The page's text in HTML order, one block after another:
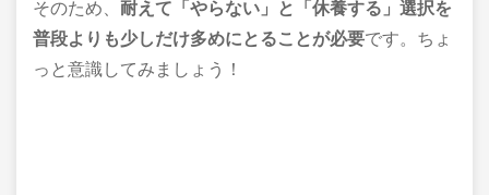
そのため、 耐えて「やらない」と「休養する」選択を
普段よりも少しだけ多めにとることが必要です。ちょ
っと意識してみましょう！